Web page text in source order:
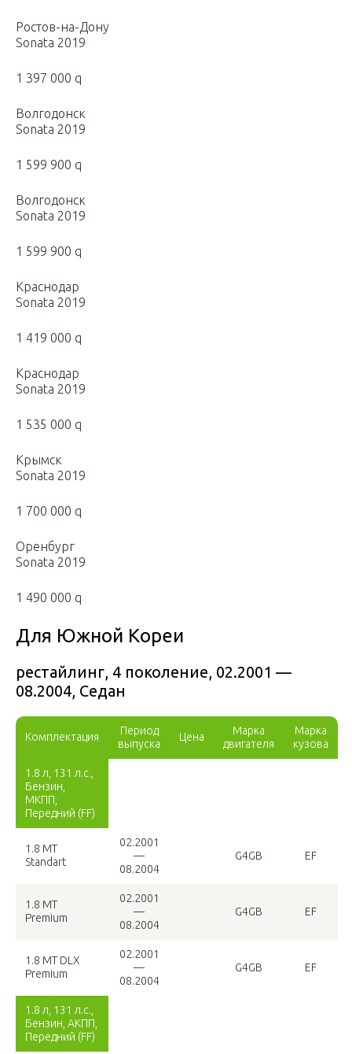
Ростов-на-Дону
Sonata 2019
1 397 000 q
Волгодонск
Sonata 2019
1 599 900 q
Волгодонск
Sonata 2019
1 599 900 q
Краснодар
Sonata 2019
1 419 000 q
Краснодар
Sonata 2019
1 535 000 q
Крымск
Sonata 2019
1 700 000 q
Оренбург
Sonata 2019
1 490 000 q
Для Южной Кореи
рестайлинг, 4 поколение, 02.2001 —
08.2004, Седан
Комплектация
Период
выпуска
Цена
Марка
двигателя
Марка
кузова
1.8 л, 131 л.с.,
Бензин,
МКПП,
Передний (FF)
1.8 MT
Standart
02.2001
—
08.2004
G4GB EF
1.8 MT
Premium
02.2001
—
08.2004
G4GB EF
1.8 MT DLX
Premium
02.2001
—
08.2004
G4GB EF
1.8 л, 131 л.с.,
Бензин, АКПП,
Передний (FF)